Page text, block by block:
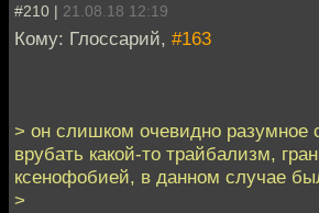
#210 | 21.08.18 12:19
Кому: Глоссарий, #163
> он слишком очевидно разумное
врубать какой-то трайбализм,
ксенофобией, в данном случае
>